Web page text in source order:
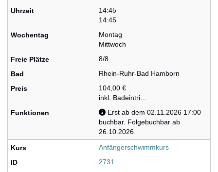
14:45
14:45
Montag
Mittwoch
8/8
Rhein-Ruhr-Bad Hamborn
104,00 €
inkl. Badeintri...
Erst ab dem 02.11.2026 17:00
buchbar. Folgebuchbar ab
26.10.2026.
Anfängerschwimmkurs
2731